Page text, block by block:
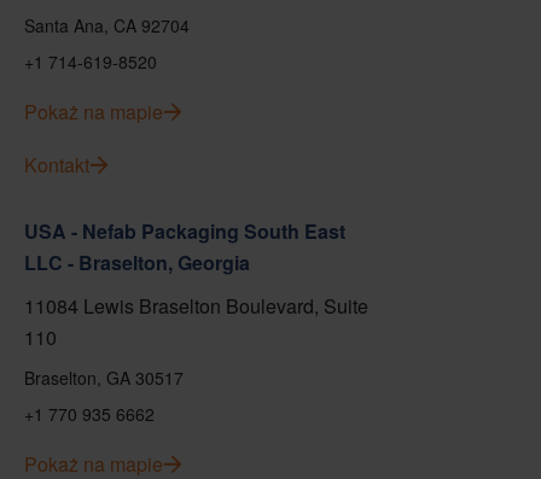
Santa Ana, CA 92704
+1 714-619-8520
Pokaż na mapie
Kontakt
USA - Nefab Packaging South East
LLC - Braselton, Georgia
11084 Lewis Braselton Boulevard, Suite
110
Braselton, GA 30517
+1 770 935 6662
Pokaż na mapie